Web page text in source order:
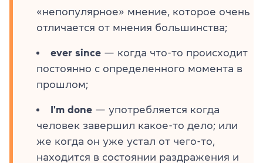
«непопулярное» мнение, которое очень
отличается от мнения большинства;
ever since — когда что-то происходит
постоянно с определенного момента в
прошлом;
I'm done — употребляется когда
человек завершил какое-то дело; или
же когда он уже устал от чего-то,
находится в состоянии раздражения и